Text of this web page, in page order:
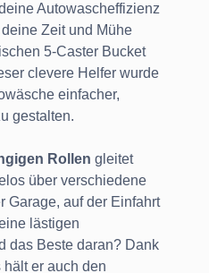
Autowascheffizienz
Zeit und Mühe
5-Caster Bucket
clevere Helfer wurde
einfacher,
gestalten.
Rollen gleitet
über verschiedene
Garage, auf der Einfahrt
lästigen
das Beste daran? Dank
er auch den